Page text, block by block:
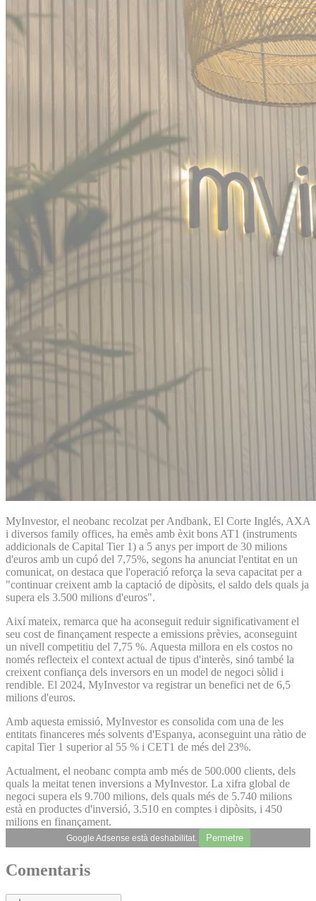
MyInvestor, el neobanc recolzat per Andbank, El Corte Inglés, AXA
i diversos family offices, ha emès amb èxit bons AT1 (instruments
addicionals de Capital Tier 1) a 5 anys per import de 30 milions
d'euros amb un cupó del 7,75%, segons ha anunciat l'entitat en un
comunicat, on destaca que l'operació reforça la seva capacitat per a
"continuar creixent amb la captació de dipòsits, el saldo dels quals ja
supera els 3.500 milions d'euros".
Així mateix, remarca que ha aconseguit reduir significativament el
seu cost de finançament respecte a emissions prèvies, aconseguint
un nivell competitiu del 7,75 %. Aquesta millora en els costos no
només reflecteix el context actual de tipus d'interès, sinó també la
creixent confiança dels inversors en un model de negoci sòlid i
rendible. El 2024, MyInvestor va registrar un benefici net de 6,5
milions d'euros.
Amb aquesta emissió, MyInvestor es consolida com una de les
entitats financeres més solvents d'Espanya, aconseguint una ràtio de
capital Tier 1 superior al 55 % i CET1 de més del 23%.
Actualment, el neobanc compta amb més de 500.000 clients, dels
quals la meitat tenen inversions a MyInvestor. La xifra global de
negoci supera els 9.700 milions, dels quals més de 5.740 milions
està en productes d'inversió, 3.510 en comptes i dipòsits, i 450
milions en finançament.
Google Adsense està deshabilitat. Permetre
Comentaris